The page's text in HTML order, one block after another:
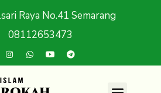
Raya No.41 Semarang
08112653473